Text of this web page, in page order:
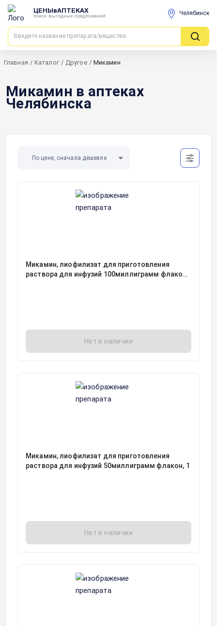
ЦЕНЫвАПТЕКАХ
поиск выгодных предложений Челябинск
Главная / Каталог / Другое / Микамин
Микамин в аптеках
Челябинска
По цене, сначала дешевле
Микамин, лиофилизат для приготовления
раствора для инфузий 100миллиграмм флакон,
Нет в наличии
Микамин, лиофилизат для приготовления
раствора для инфузий 50миллиграмм флакон, 1
Нет в наличии